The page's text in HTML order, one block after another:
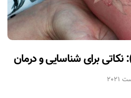
نکاتی برای شناسایی و درمان